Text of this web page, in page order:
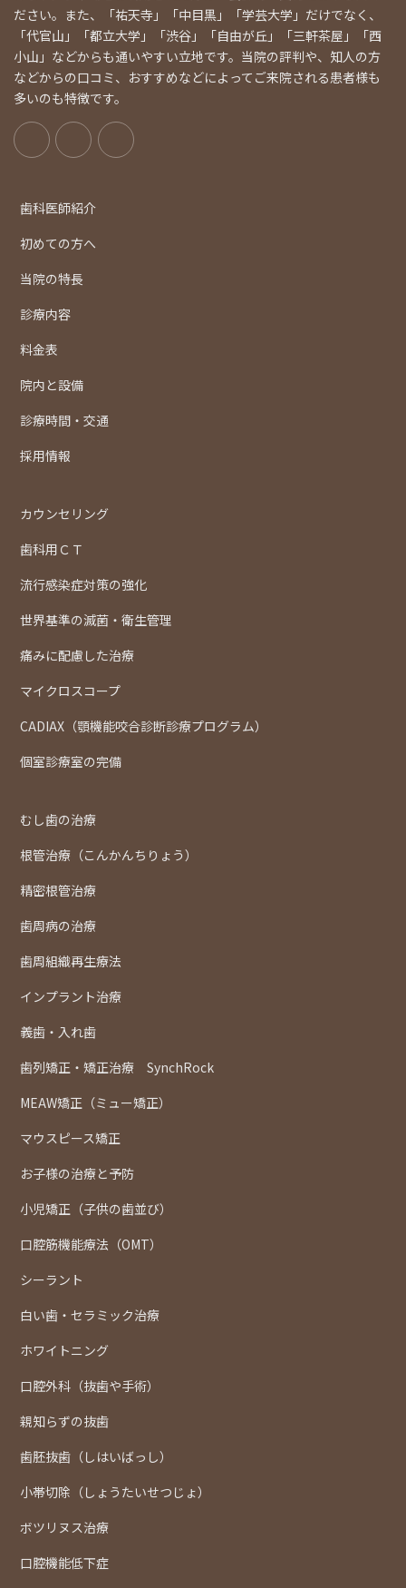
ださい。また、「祐天寺」「中目黒」「学芸大学」だけでなく、
「代官山」「都立大学」「渋谷」「自由が丘」「三軒茶屋」「西
小山」などからも通いやすい立地です。当院の評判や、知人の方
などからの口コミ、おすすめなどによってご来院される患者様も
多いのも特徴です。
歯科医師紹介
初めての方へ
当院の特長
診療内容
料金表
院内と設備
診療時間・交通
採用情報
カウンセリング
歯科用ＣＴ
流行感染症対策の強化
世界基準の滅菌・衛生管理
痛みに配慮した治療
マイクロスコープ
CADIAX（顎機能咬合診断診療プログラム）
個室診療室の完備
むし歯の治療
根管治療（こんかんちりょう）
精密根管治療
歯周病の治療
歯周組織再生療法
インプラント治療
義歯・入れ歯
歯列矯正・矯正治療 SynchRock
MEAW矯正（ミュー矯正）
マウスピース矯正
お子様の治療と予防
小児矯正（子供の歯並び）
口腔筋機能療法（OMT）
シーラント
白い歯・セラミック治療
ホワイトニング
口腔外科（抜歯や手術）
親知らずの抜歯
歯胚抜歯（しはいばっし）
小帯切除（しょうたいせつじょ）
ボツリヌス治療
口腔機能低下症